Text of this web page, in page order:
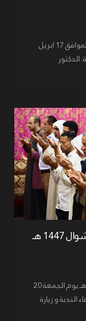
محاضرة (إدارة الكوارث و آليات الإخلاء الآمن) ليلة السبت الموافق 17 ابريل
الدكتور
احياء يوم عيد الفطر المبارك لمن ثبت له - 1 شوال 1447 هـ
احياء يوم عيد الفطر المبارك لمن ثبت له - 1 شوال 1447 هـ يوم الجمعة 20
الندبة و زيارة